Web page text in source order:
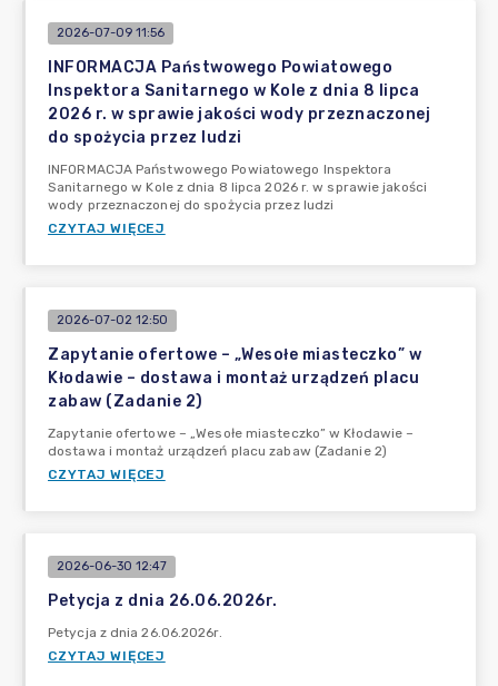
2026-07-09 11:56
INFORMACJA Państwowego Powiatowego
Inspektora Sanitarnego w Kole z dnia 8 lipca
2026 r. w sprawie jakości wody przeznaczonej
do spożycia przez ludzi
INFORMACJA Państwowego Powiatowego Inspektora
Sanitarnego w Kole z dnia 8 lipca 2026 r. w sprawie jakości
wody przeznaczonej do spożycia przez ludzi
CZYTAJ WIĘCEJ
2026-07-02 12:50
Zapytanie ofertowe – „Wesołe miasteczko” w
Kłodawie – dostawa i montaż urządzeń placu
zabaw (Zadanie 2)
Zapytanie ofertowe – „Wesołe miasteczko” w Kłodawie –
dostawa i montaż urządzeń placu zabaw (Zadanie 2)
CZYTAJ WIĘCEJ
2026-06-30 12:47
Petycja z dnia 26.06.2026r.
Petycja z dnia 26.06.2026r.
CZYTAJ WIĘCEJ